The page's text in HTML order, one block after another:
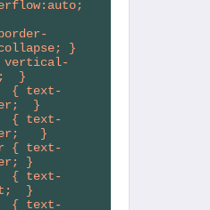
overflow:auto;
}
}
}
}
}
}